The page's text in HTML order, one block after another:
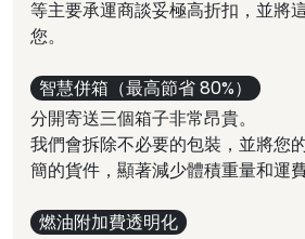
等主要承運商談妥極高折扣，並將
您。
智慧併箱（最高節省 80%）
分開寄送三個箱子非常昂貴。
我們會拆除不必要的包裝，並將您
簡的貨件，顯著減少體積重量和運費
燃油附加費透明化